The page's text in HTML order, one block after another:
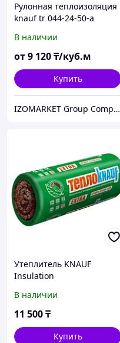
Рулонная теплоизоляция
knauf tr 044-24-50-а
В наличии
от9 120₸/куб.м
Купить
IZOMARKET Group Company Астана
Утеплитель KNAUF
Insulation
В наличии
11 500₸
Купить